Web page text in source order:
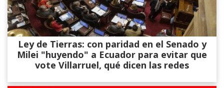
Ley de Tierras: con paridad en el Senado y
Milei "huyendo" a Ecuador para evitar que
vote Villarruel, qué dicen las redes